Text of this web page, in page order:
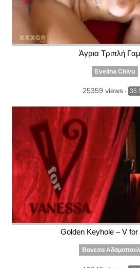
Άγρια Τριπλή
Evelina Chivu
25359 views -
Golden Keyhole – V
Βανεσα